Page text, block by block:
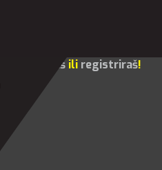
prijaviš ili registriraš!